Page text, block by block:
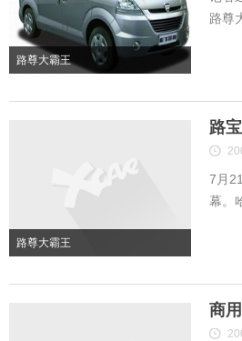
路尊大霸王
路尊
路尊大霸王
路
7月
幕。
商